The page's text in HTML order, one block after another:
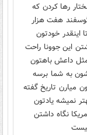
رها کردن که
هفت هزار
اینقدر خودتون
این جوونا راحت
داعش باهتون
به شما برسه
میارن تاریخ گفته
نمیشه یادتون
نگاه داشتن